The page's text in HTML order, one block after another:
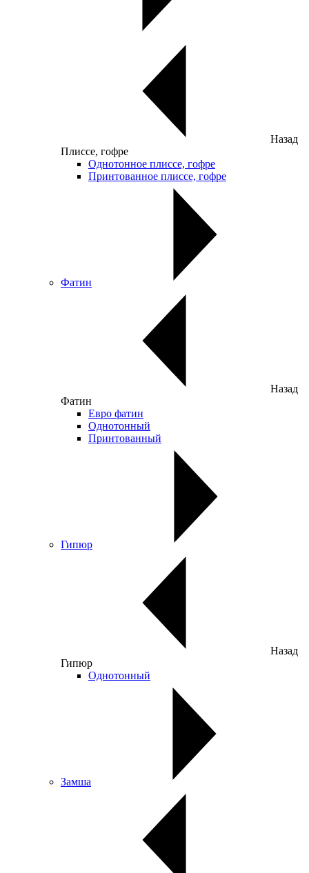
Назад
Плиссе, гофре
Однотонное плиссе, гофре
Принтованное плиссе, гофре
Фатин
Назад
Фатин
Евро фатин
Однотонный
Принтованный
Гипюр
Назад
Гипюр
Однотонный
Замша